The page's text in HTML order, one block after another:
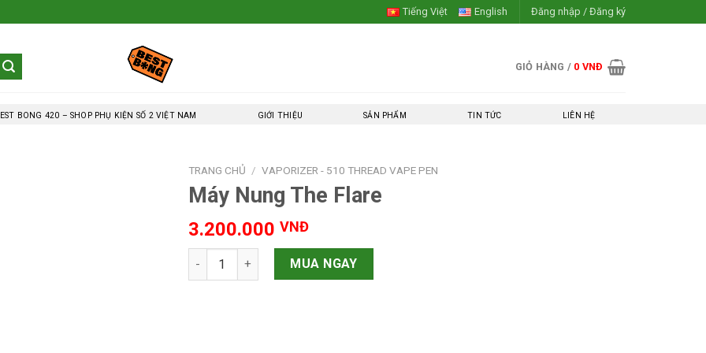
Tiếng Việt English Đăng nhập / Đăng ký
GIỎ HÀNG / 0 VNĐ
BONG 420 – SHOP PHỤ KIỆN SỐ 2 VIỆT NAM GIỚI THIỆU SẢN PHẨM TIN TỨC LIÊN HỆ
TRANG CHỦ / VAPORIZER - 510 THREAD VAPE PEN
Máy Nung The Flare
3.200.000 VNĐ
Máy Nung The Flare số lượng
MUA NGAY